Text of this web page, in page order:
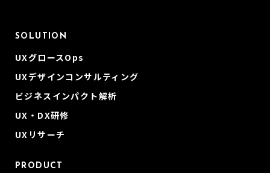
SOLUTION
UXグロースOps
UXデザインコンサルティング
ビジネスインパクト解析
UX・DX研修
UXリサーチ
PRODUCT